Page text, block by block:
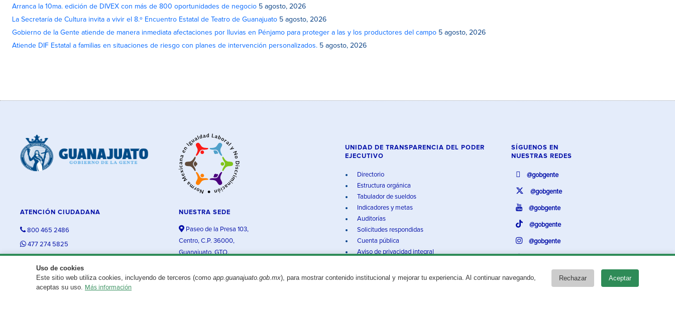
Arranca la 10ma. edición de DIVEX con más de 800 oportunidades de negocio 5 agosto, 2026
La Secretaría de Cultura invita a vivir el 8.º Encuentro Estatal de Teatro de Guanajuato 5 agosto, 2026
Gobierno de la Gente atiende de manera inmediata afectaciones por lluvias en Pénjamo para proteger a las y los productores del campo 5 agosto, 2026
Atiende DIF Estatal a familias en situaciones de riesgo con planes de intervención personalizados. 5 agosto, 2026
Uso de cookies
Este sitio web utiliza cookies, incluyendo de terceros (como app.guanajuato.gob.mx), para mostrar contenido institucional y mejorar tu experiencia. Al continuar navegando,
aceptas su uso. Más información
Rechazar Aceptar
ATENCIÓN CIUDADANA
800 465 2486
477 274 5825
NUESTRA SEDE
Paseo de la Presa 103,
Centro, C.P. 36000,
Guanajuato, GTO.
UNIDAD DE TRANSPARENCIA DEL PODER
EJECUTIVO
Directorio
Estructura orgánica
Tabulador de sueldos
Indicadores y metas
Auditorías
Solicitudes respondidas
Cuenta pública
Aviso de privacidad integral
SÍGUENOS EN
NUESTRAS REDES
@gobgente
@gobgente
@gobgente
@gobgente
@gobgente
@gobgente
¿Existe algún problema con esta página?Repórtalo aquí. Aviso legal© 2025 Gobierno del Estado de Guanajuato